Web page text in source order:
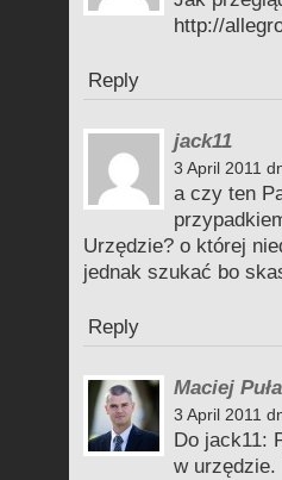
http://
Reply
jack11
3 April 2011
a czy ten
Urzędzie? o której
jednak szukać bo
Reply
Maciej
3 April 2011
Do jack11:
w urzędzie.